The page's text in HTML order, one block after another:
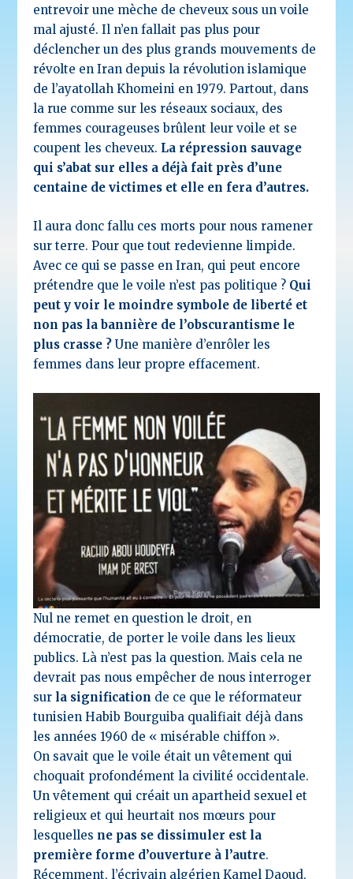
entrevoir une mèche de cheveux sous un voile
mal ajusté. Il n’en fallait pas plus pour
déclencher un des plus grands mouvements de
révolte en Iran depuis la révolution islamique
de l’ayatollah Khomeini en 1979. Partout, dans
la rue comme sur les réseaux sociaux, des
femmes courageuses brûlent leur voile et se
coupent les cheveux. La répression sauvage
qui s’abat sur elles a déjà fait près d’une
centaine de victimes et elle en fera d’autres.
Il aura donc fallu ces morts pour nous ramener
sur terre. Pour que tout redevienne limpide.
Avec ce qui se passe en Iran, qui peut encore
prétendre que le voile n’est pas politique ? Qui
peut y voir le moindre symbole de liberté et
non pas la bannière de l’obscurantisme le
plus crasse ? Une manière d’enrôler les
femmes dans leur propre effacement.
Nul ne remet en question le droit, en
démocratie, de porter le voile dans les lieux
publics. Là n’est pas la question. Mais cela ne
devrait pas nous empêcher de nous interroger
sur la signification de ce que le réformateur
tunisien Habib Bourguiba qualifiait déjà dans
les années 1960 de « misérable chiffon ».
On savait que le voile était un vêtement qui
choquait profondément la civilité occidentale.
Un vêtement qui créait un apartheid sexuel et
religieux et qui heurtait nos mœurs pour
lesquelles ne pas se dissimuler est la
première forme d’ouverture à l’autre.
Récemment, l’écrivain algérien Kamel Daoud,